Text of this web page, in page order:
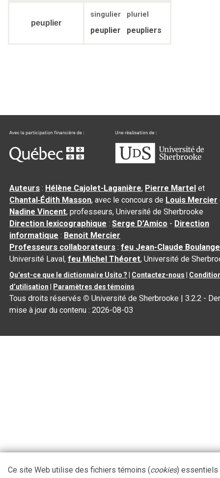
peuplier
singulier pluriel
peuplier peupliers
Auteurs : Hélène Cajolet-Laganière, Pierre Martel et
Chantal‑Édith Masson, avec le concours de Louis Mercier
Nadine Vincent, professeurs, Université de Sherbrooke
Direction lexicographique :Serge D’Amico - Direction
informatique : Benoit Mercier
Professeurs collaborateurs :feu Jean-Claude
Université Laval,feu Michel Théoret, Université de
Qu’est-ce que le dictionnaire Usito ? Contactez-nous
d’utilisation
Paramètres des témoins
Tous droits réservés © Université de Sherbrooke |3.2.2 -
mise à jour du contenu :2026-08-03
Ce site Web utilise des fichiers témoins (cookies) essentiels